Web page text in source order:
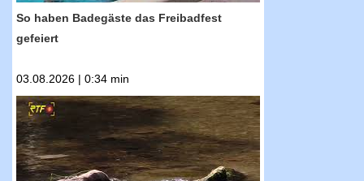
So haben Badegäste das Freibadfest
gefeiert
03.08.2026 | 0:34 min
RTF.1-Nachrichten: Dürre hält an -
Landratsamt verlängert
Wasserentnahmeverbot